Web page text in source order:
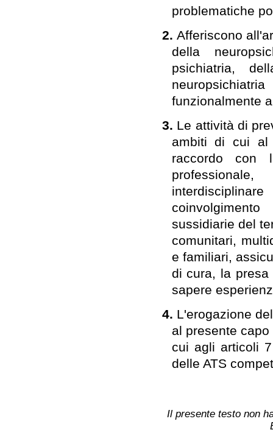
problematiche
2.Afferiscono
della
psichiatria,
funzionalmente
3. Le attività di
ambiti di cui
raccordo con
sussidiarie del
comunitari,
e familiari,
di cura, la
sapere
4. L'erogazione
al presente
cui agli articoli
delle ATS
Il presente testo non